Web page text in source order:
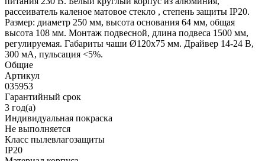
рассеиватель каленое матовое стекло , степень защиты IP20.
Размер: диаметр 250 мм, высота основания 64 мм, общая
высота 108 мм. Монтаж подвесной, длина подвеса 1500 мм,
регулируемая. Габариты чаши Ø120x75 мм. Драйвер 14-24 В,
300 мА, пульсация <5%.
Общие
Артикул
035953
Гарантийный срок
3 год(а)
Индивидуальная покраска
Не выполняется
Класс пылевлагозащиты
IP20